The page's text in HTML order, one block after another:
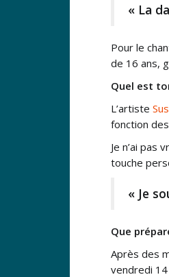
« La
Pour le
de 16 ans,
Quel est
L’artiste
fonction
Je n’ai pas
touche
« Je
Que
Après des
vendredi 14